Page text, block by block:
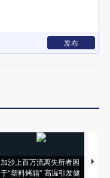
发布
加沙上百万流离失所者困
于“塑料烤箱” 高温引发健
马航